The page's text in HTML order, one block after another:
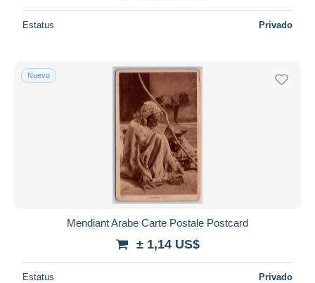
Estatus Privado
Nuevo
Mendiant Arabe Carte Postale Postcard
± 1,14 US$
Estatus Privado